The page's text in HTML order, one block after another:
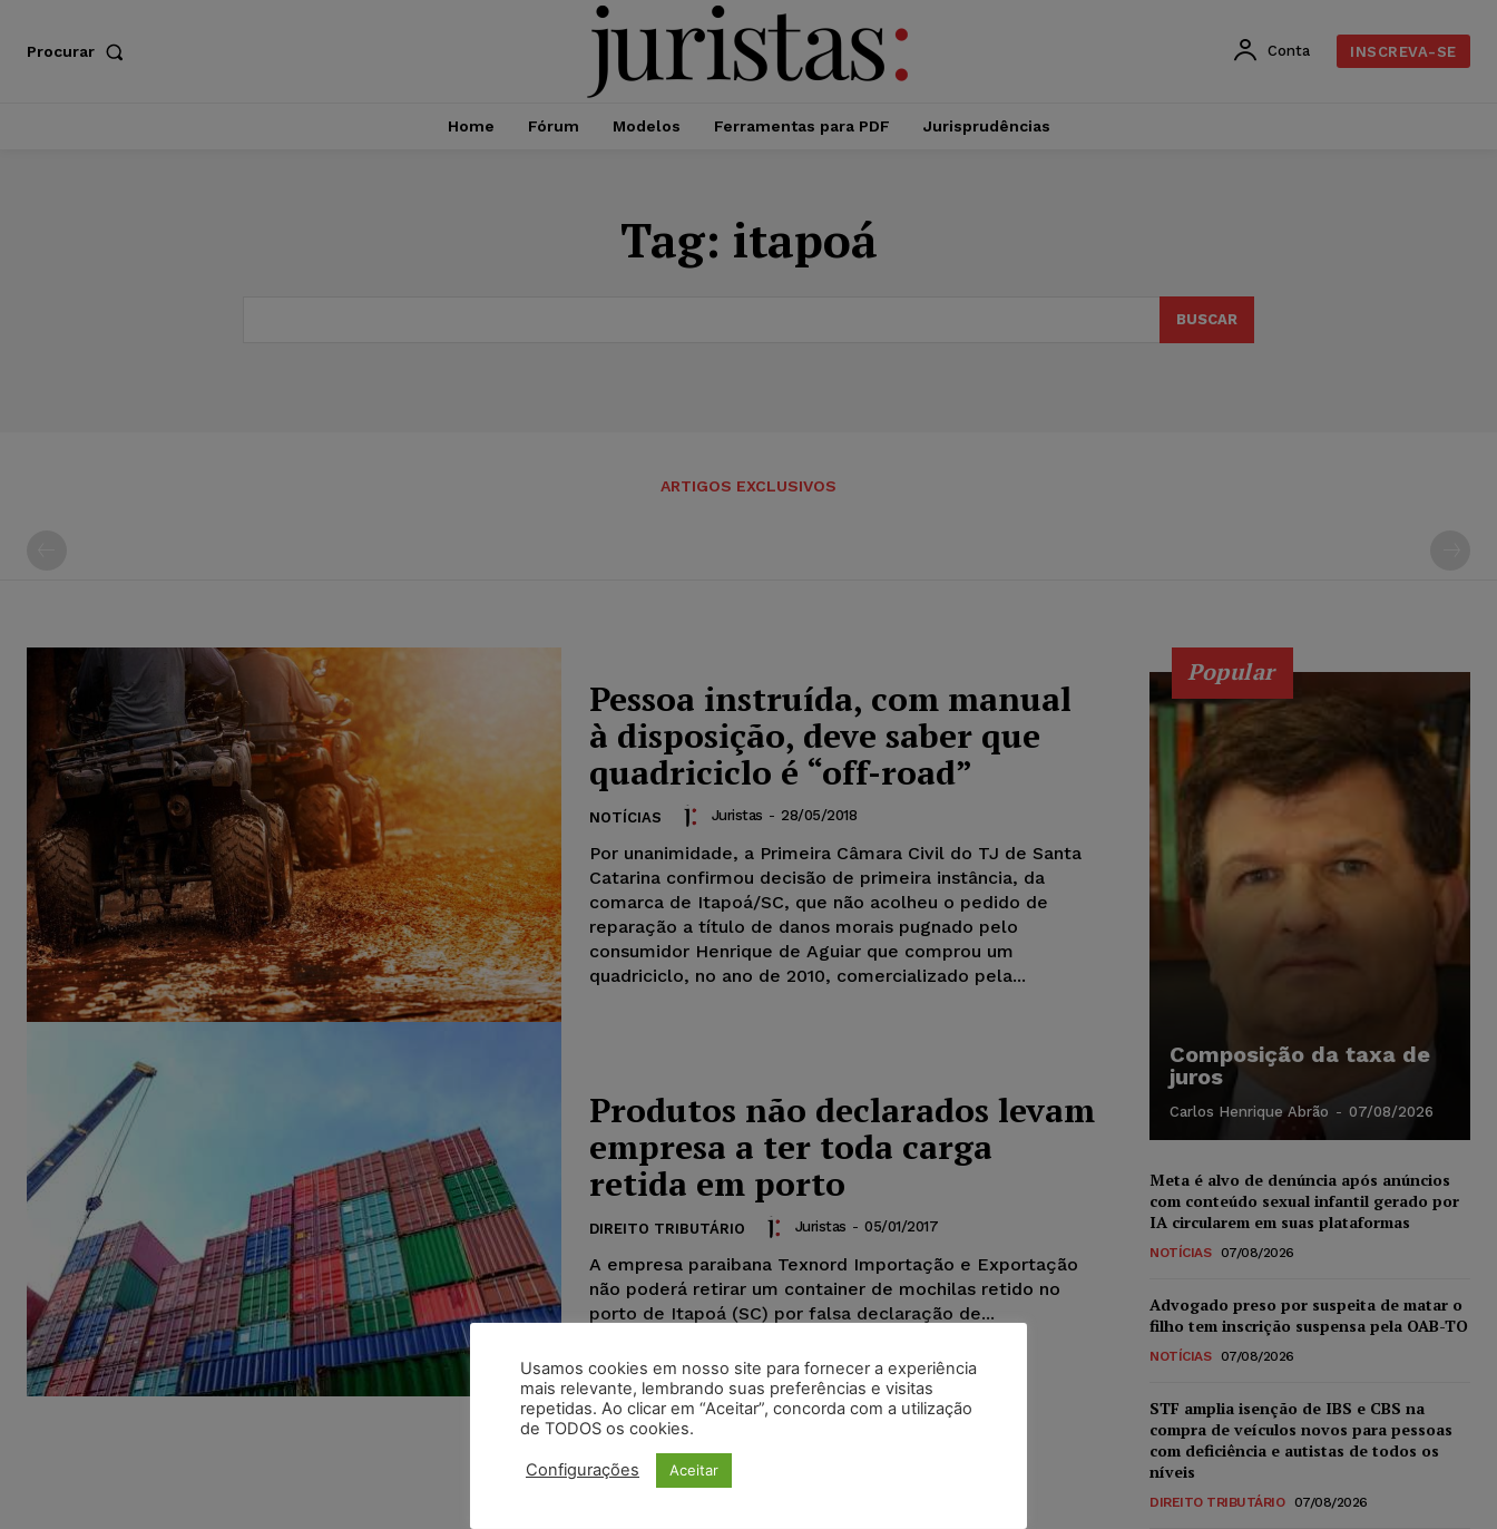
Procurar Conta INSCREVA-SE
Home Fórum Modelos Ferramentas para PDF Jurisprudências
Tag: itapoá
BUSCAR
ARTIGOS EXCLUSIVOS
Pessoa instruída, com manual
à disposição, deve saber que
quadriciclo é “off-road”
NOTÍCIAS Juristas - 28/05/2018
Por unanimidade, a Primeira Câmara Civil do TJ de Santa
Catarina confirmou decisão de primeira instância, da
comarca de Itapoá/SC, que não acolheu o pedido de
reparação a título de danos morais pugnado pelo
consumidor Henrique de Aguiar que comprou um
quadriciclo, no ano de 2010, comercializado pela...
Produtos não declarados levam
empresa a ter toda carga
retida em porto
DIREITO TRIBUTÁRIO Juristas - 05/01/2017
A empresa paraibana Texnord Importação e Exportação
não poderá retirar um container de mochilas retido no
porto de Itapoá (SC) por falsa declaração de...
Popular
Composição da taxa de
juros
Carlos Henrique Abrão - 07/08/2026
Meta é alvo de denúncia após anúncios
com conteúdo sexual infantil gerado por
IA circularem em suas plataformas
NOTÍCIAS 07/08/2026
Advogado preso por suspeita de matar o
filho tem inscrição suspensa pela OAB-TO
NOTÍCIAS 07/08/2026
STF amplia isenção de IBS e CBS na
compra de veículos novos para pessoas
com deficiência e autistas de todos os
níveis
DIREITO TRIBUTÁRIO 07/08/2026
Usamos cookies em nosso site para fornecer a experiência
mais relevante, lembrando suas preferências e visitas
repetidas. Ao clicar em “Aceitar”, concorda com a utilização
de TODOS os cookies.
Configurações Aceitar